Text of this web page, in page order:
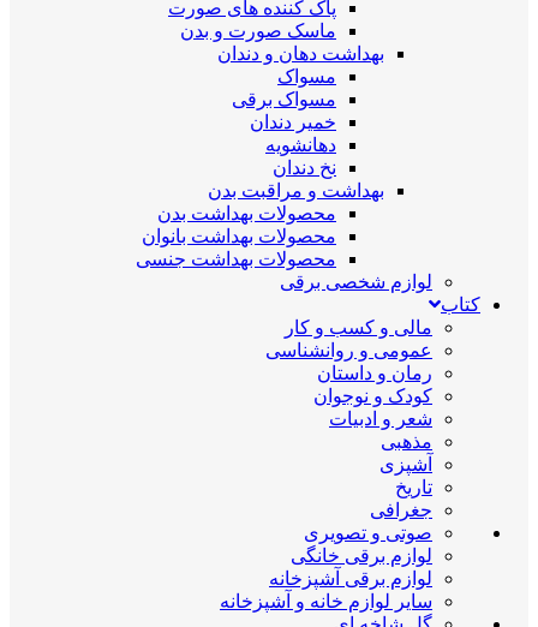
پاک کننده های صورت
ماسک صورت و بدن
بهداشت دهان و دندان
مسواک
مسواک برقی
خمیر دندان
دهانشویه
نخ دندان
بهداشت و مراقبت بدن
محصولات بهداشت بدن
محصولات بهداشت بانوان
محصولات بهداشت جنسی
لوازم شخصی برقی
کتاب
مالی و کسب و کار
عمومی و روانشناسی
رمان و داستان
کودک و نوجوان
شعر و ادبیات
مذهبی
آشپزی
تاریخ
جغرافی
صوتی و تصویری
لوازم برقی خانگی
لوازم برقی آشپزخانه
سایر لوازم خانه و آشپزخانه